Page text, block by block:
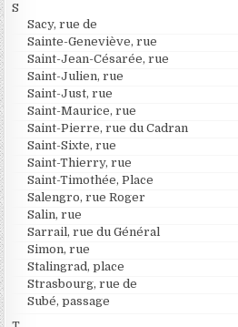
S
Sacy, rue de
Sainte-Geneviève, rue
Saint-Jean-Césarée, rue
Saint-Julien, rue
Saint-Just, rue
Saint-Maurice, rue
Saint-Pierre, rue du Cadran
Saint-Sixte, rue
Saint-Thierry, rue
Saint-Timothée, Place
Salengro, rue Roger
Salin, rue
Sarrail, rue du Général
Simon, rue
Stalingrad, place
Strasbourg, rue de
Subé, passage